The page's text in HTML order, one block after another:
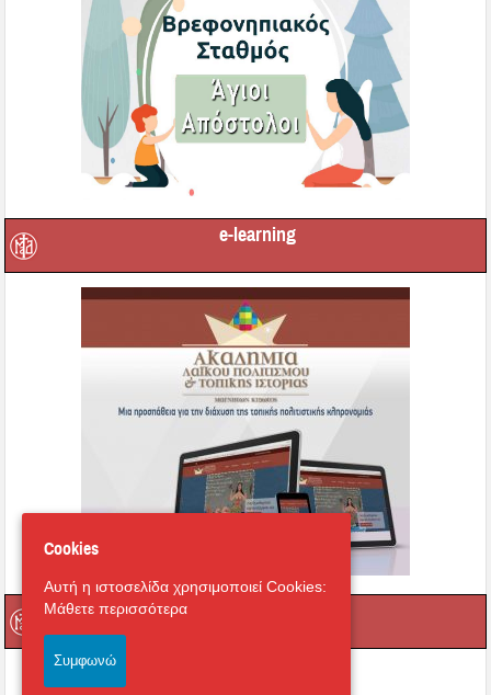
e-learning
Οι τοπικοί μας Άγιοι
Cookies
Αυτή η ιστοσελίδα χρησιμοποιεί Cookies:
Μάθετε περισσότερα
Συμφωνώ